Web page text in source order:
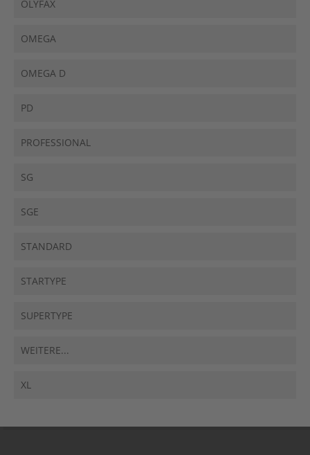
OLYFAX
OMEGA
OMEGA D
PD
PROFESSIONAL
SG
SGE
STANDARD
STARTYPE
SUPERTYPE
WEITERE...
XL